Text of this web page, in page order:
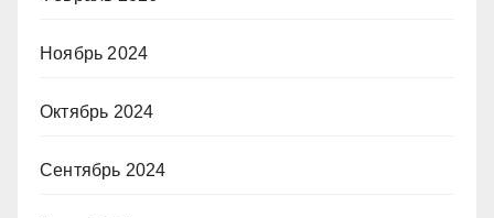
Ноябрь 2024
Октябрь 2024
Сентябрь 2024